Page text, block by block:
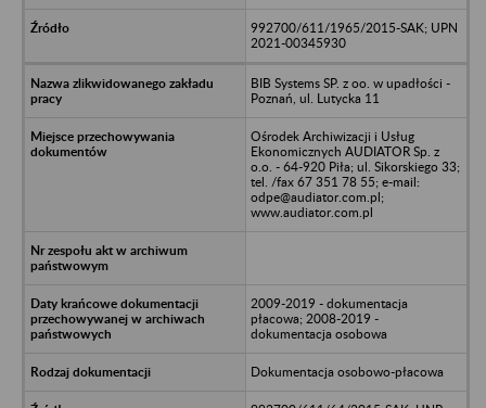
992700/611/1965/2015-SAK; UPN
2021-00345930
BIB Systems SP. z oo. w upadłości -
Poznań, ul. Lutycka 11
Ośrodek Archiwizacji i Usług
Ekonomicznych AUDIATOR Sp. z
o.o. - 64-920 Piła; ul. Sikorskiego 33;
tel. /fax 67 351 78 55; e-mail:
odpe@audiator.com.pl;
www.audiator.com.pl
2009-2019 - dokumentacja
płacowa; 2008-2019 -
dokumentacja osobowa
Dokumentacja osobowo-płacowa